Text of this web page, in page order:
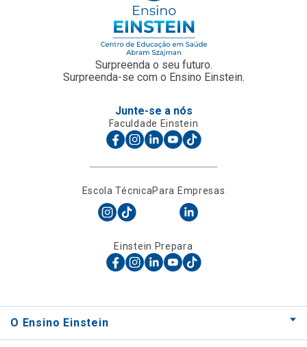
Surpreenda o seu futuro.
Surpreenda-se com o Ensino Einstein.
Junte-se a nós
Faculdade Einstein
Escola TécnicaPara Empresas
Einstein Prepara
O Ensino Einstein